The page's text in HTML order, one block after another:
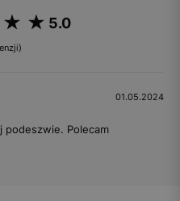
5.0
01.05.2024
podeszwie. Polecam